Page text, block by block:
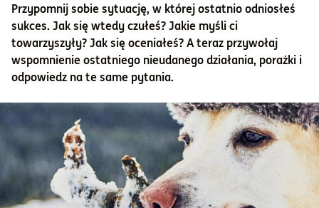
Przypomnij sobie sytuację, w której ostatnio odniosłeś
sukces. Jak się wtedy czułeś? Jakie myśli ci
towarzyszyły? Jak się oceniałeś? A teraz przywołaj
wspomnienie ostatniego nieudanego działania, porażki i
odpowiedz na te same pytania.